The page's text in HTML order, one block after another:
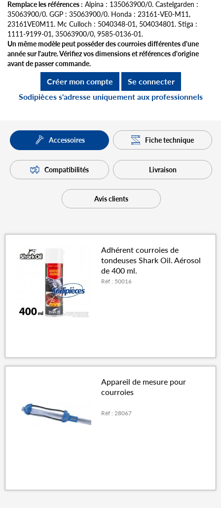
Remplace les références : Alpina : 135063900/0. Castelgarden :
35063900/0. GGP : 35063900/0. Honda : 23161-VE0-M11,
23161VE0M11. Mc Culloch : 5040348-01, 504034801. Stiga :
1111-9199-01, 35063900/0, 9585-0136-01.
Un même modèle peut posséder des courroies différentes d'une
année sur l'autre. Vérifiez vos dimensions et références d'origine
avant de passer commande.
Créer mon compte
Se connecter
Sodipièces s'adresse uniquement aux professionnels
Accessoires Fiche technique
Compatibilités Livraison
Avis clients
Adhérent courroies de
tondeuses Shark Oil. Aérosol
de 400 ml.
Réf : 50016
Appareil de mesure pour
courroies
Réf : 28067